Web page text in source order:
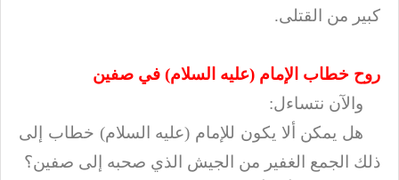
كبير من القتلى.
روح خطاب الإمام (عليه السلام) في صفين
والآن نتساءل:
هل يمكن ألا يكون للإمام (عليه السلام) خطاب إلى
ذلك الجمع الغفير من الجيش الذي صحبه إلى صفين؟